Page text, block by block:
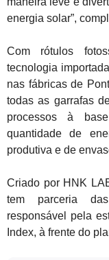
energia solar”,
Com rótulos
tecnologia
nas fábricas de
todas as garrafas
processos à
quantidade de
produtiva e de
Criado por HNK
tem parceria
responsável pela
Index, à frente do